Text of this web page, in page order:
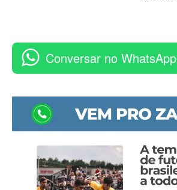
Conversar no WhatsApp